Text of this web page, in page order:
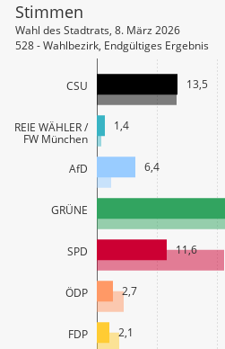
CSU
FREIE WÄHLER /
FW München
AfD
GRÜNE
SPD
ÖDP
FDP
13,5
1,4
6,4
11,6
2,7
2,1
Stimmen
Wahl des Stadtrats, 8. März 2026
528 - Wahlbezirk, Endgültiges Ergebnis